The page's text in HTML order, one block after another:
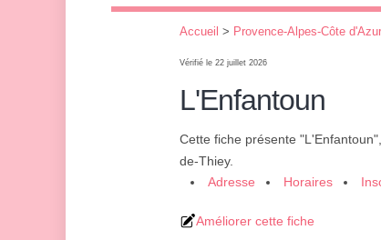
Accueil > Provence-Alpes-Côte d'Azur
Vérifié le 22 juillet 2026
L'Enfantoun
Cette fiche présente "L'Enfantoun",
de-Thiey.
Adresse
Horaires
Améliorer cette fiche